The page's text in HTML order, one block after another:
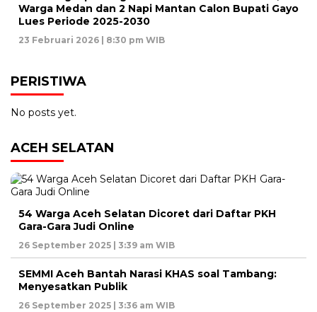
Warga Medan dan 2 Napi Mantan Calon Bupati Gayo
Lues Periode 2025-2030
23 Februari 2026 | 8:30 pm WIB
PERISTIWA
No posts yet.
ACEH SELATAN
54 Warga Aceh Selatan Dicoret dari Daftar PKH
Gara-Gara Judi Online
26 September 2025 | 3:39 am WIB
SEMMI Aceh Bantah Narasi KHAS soal Tambang:
Menyesatkan Publik
26 September 2025 | 3:36 am WIB